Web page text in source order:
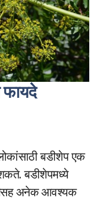
फायदे
बडीशेप एक
बडीशेपमध्ये
अनेक आवश्यक